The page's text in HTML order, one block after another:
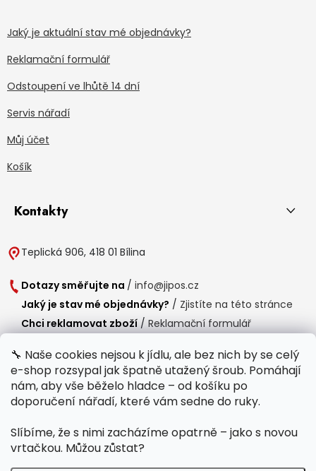
🔧 Naše cookies nejsou k jídlu, ale bez nich by se celý
e-shop rozsypal jak špatně utažený šroub. Pomáhají
nám, aby vše běželo hladce – od košíku po
doporučení nářadí, které vám sedne do ruky.
Slíbíme, že s nimi zacházíme opatrně – jako s novou
vrtačkou. Můžou zůstat?
Jaký je aktuální stav mé objednávky?
Reklamační formulář
Odstoupení ve lhůtě 14 dní
Servis nářadí
Můj účet
Košík
Kontakty
Teplická 906, 418 01 Bílina
Dotazy směřujte na / info@jipos.cz
Jaký je stav mé objednávky? / Zjistíte na této stránce
Chci reklamovat zboží / Reklamační formulář
Provozní doba
Po-Čt / 8:00 - 15:00
Polední přestávka /11:00 - 11:30